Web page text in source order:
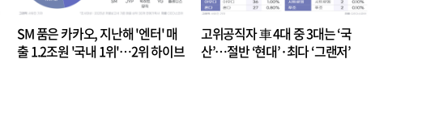
SM 품은 카카오, 지난해 '엔터' 매
출 1.2조원 '국내 1위'…2위 하이브
고위공직자 車 4대 중 3대는 ‘국
산’…절반 ‘현대’·최다 ‘그랜저’